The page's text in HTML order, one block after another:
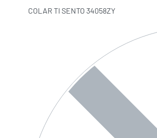
COLAR TI SENTO 34058ZY